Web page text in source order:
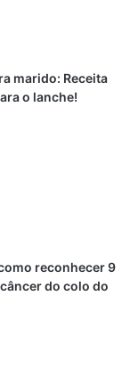
marido: Receita
o lanche!
reconhecer 9
do colo do